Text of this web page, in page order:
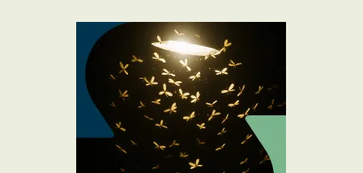
Mosquito Mist
Mosquitos
Percevejo de Cama
Pulgas e Carrapatos
Ratos
Sanitização
Traças